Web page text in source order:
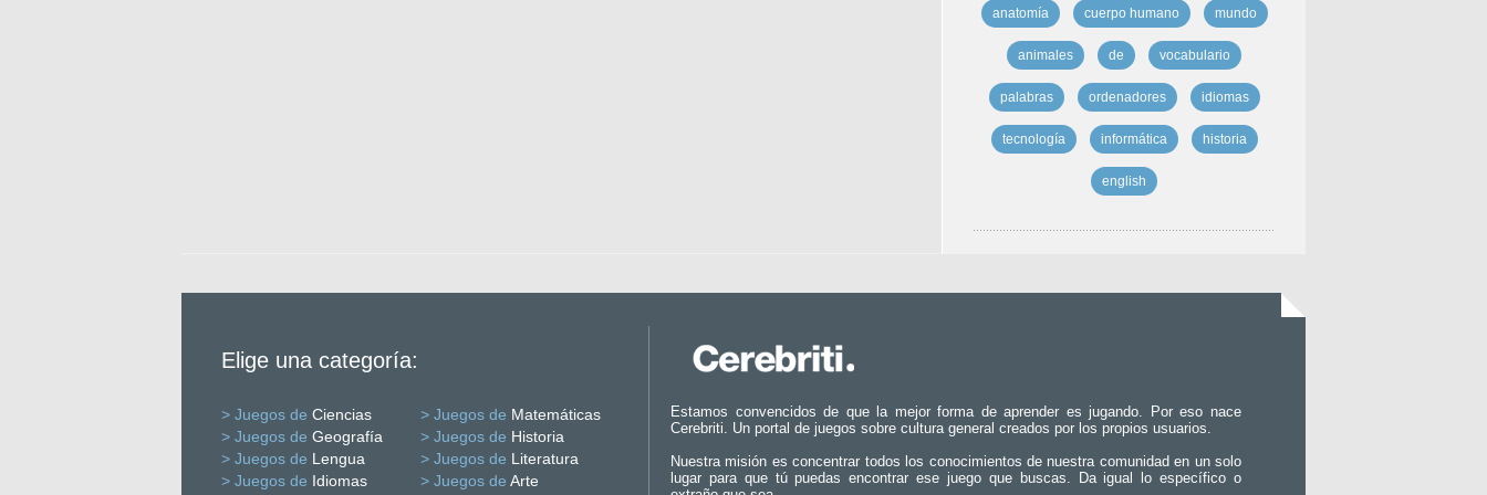
anatomía cuerpo humano mundo
animales de vocabulario
palabras ordenadores idiomas
tecnología informática historia
english
Elige una categoría:
> Juegos de Ciencias > Juegos de Matemáticas
> Juegos de Geografía > Juegos de Historia
> Juegos de Lengua > Juegos de Literatura
> Juegos de Idiomas > Juegos de Arte
Estamos convencidos de que la mejor forma de aprender es jugando. Por eso nace
Cerebriti. Un portal de juegos sobre cultura general creados por los propios usuarios.
Nuestra misión es concentrar todos los conocimientos de nuestra comunidad en un solo
lugar para que tú puedas encontrar ese juego que buscas. Da igual lo específico o